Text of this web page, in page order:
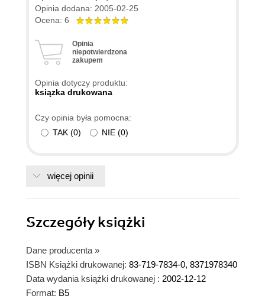
Opinia dodana: 2005-02-25
Ocena: 6
Opinia
niepotwierdzona
zakupem
Opinia dotyczy produktu:
ksiązka drukowana
Czy opinia była pomocna:
TAK (0) NIE (0)
więcej opinii
Szczegółyksiążki
Dane producenta »
ISBN Książki drukowanej: 83-719-7834-0, 8371978340
Data wydania książki drukowanej : 2002-12-12
Format: B5